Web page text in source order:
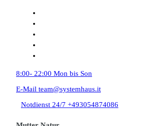
8:00- 22:00 Mon bis Son
E-Mail team@systemhaus.it
Notdienst 24/7 +493054874086